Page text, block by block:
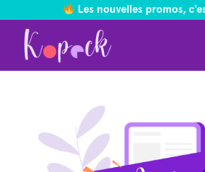
Les nouvelles promos,